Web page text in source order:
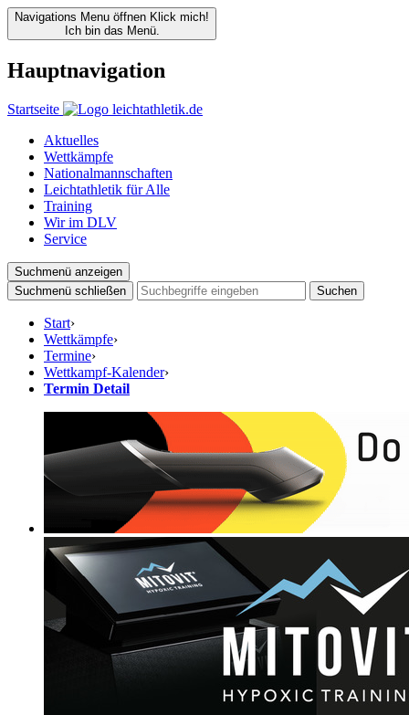
Navigations Menu öffnen Klick mich!
Ich bin das Menü.
Hauptnavigation
Startseite
Aktuelles
Wettkämpfe
Nationalmannschaften
Leichtathletik für Alle
Training
Wir im DLV
Service
Suchmenü anzeigen
Suchmenü schließen
Suchen
Start›
Wettkämpfe›
Termine›
Wettkampf-Kalender›
Termin Detail